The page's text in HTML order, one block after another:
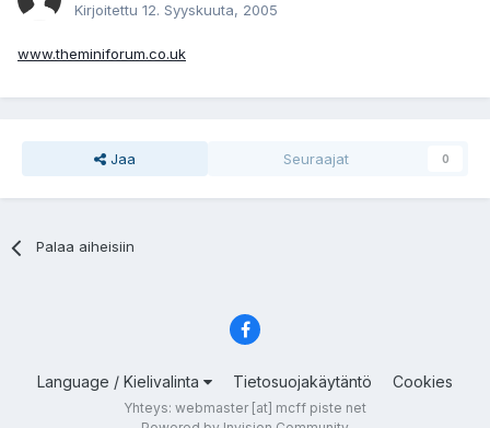
Kirjoitettu 12. Syyskuuta, 2005
www.theminiforum.co.uk
Jaa Seuraajat 0
Palaa aiheisiin
Language / Kielivalinta Tietosuojakäytäntö Cookies
Yhteys: webmaster [at] mcff piste net